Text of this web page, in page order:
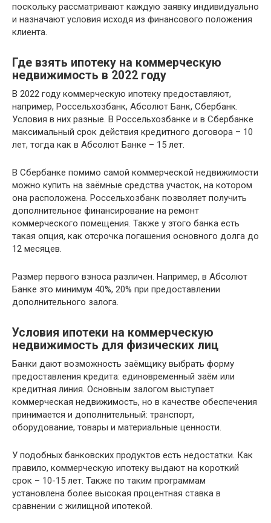
поскольку рассматривают каждую заявку индивидуально
и назначают условия исходя из финансового положения
клиента.
Где взять ипотеку на коммерческую
недвижимость в 2022 году
В 2022 году коммерческую ипотеку предоставляют,
например, Россельхозбанк, Абсолют Банк, Сбербанк.
Условия в них разные. В Россельхозбанке и в Сбербанке
максимальный срок действия кредитного договора – 10
лет, тогда как в Абсолют Банке – 15 лет.
В Сбербанке помимо самой коммерческой недвижимости
можно купить на заёмные средства участок, на котором
она расположена. Россельхозбанк позволяет получить
дополнительное финансирование на ремонт
коммерческого помещения. Также у этого банка есть
такая опция, как отсрочка погашения основного долга до
12 месяцев.
Размер первого взноса различен. Например, в Абсолют
Банке это минимум 40%, 20% при предоставлении
дополнительного залога.
Условия ипотеки на коммерческую
недвижимость для физических лиц
Банки дают возможность заёмщику выбрать форму
предоставления кредита: единовременный заём или
кредитная линия. Основным залогом выступает
коммерческая недвижимость, но в качестве обеспечения
принимается и дополнительный: транспорт,
оборудование, товары и материальные ценности.
У подобных банковских продуктов есть недостатки. Как
правило, коммерческую ипотеку выдают на короткий
срок – 10-15 лет. Также по таким программам
установлена более высокая процентная ставка в
сравнении с жилищной ипотекой.